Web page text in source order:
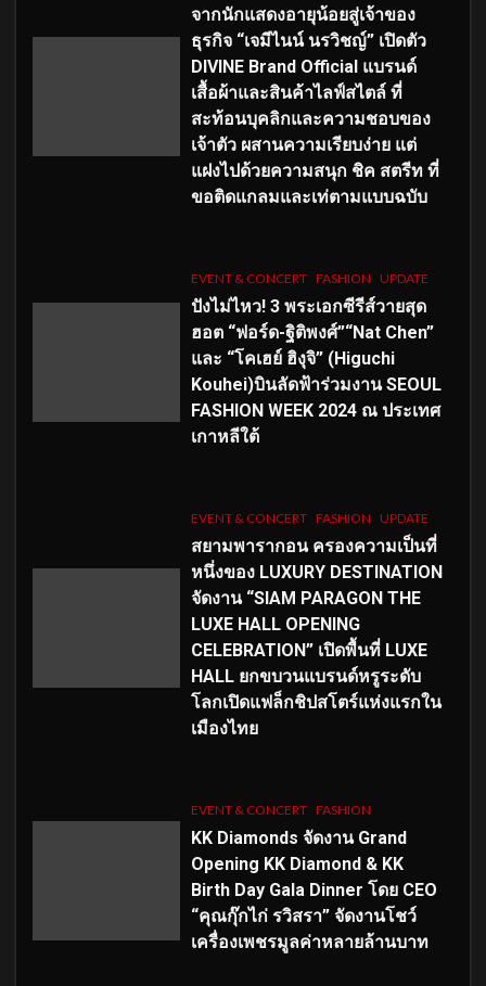
จากนักแสดงอายุน้อยสู่เจ้าของ
ธุรกิจ “เจมีไนน์ นรวิชญ์” เปิดตัว
DIVINE Brand Official แบรนด์
เสื้อผ้าและสินค้าไลฟ์สไตล์ ที่
สะท้อนบุคลิกและความชอบของ
เจ้าตัว ผสานความเรียบง่าย แต่
แฝงไปด้วยความสนุก ชิค สตรีท ที่
ขอติดแกลมและเท่ตามแบบฉบับ
EVENT & CONCERT FASHION UPDATE
ปังไม่ไหว! 3 พระเอกซีรีส์วายสุด
ฮอต “ฟอร์ด-ฐิติพงศ์”“Nat Chen”
และ “โคเฮย์ ฮิงุจิ” (Higuchi
Kouhei)บินลัดฟ้าร่วมงาน SEOUL
FASHION WEEK 2024 ณ ประเทศ
เกาหลีใต้
EVENT & CONCERT FASHION UPDATE
สยามพารากอน ครองความเป็นที่
หนึ่งของ LUXURY DESTINATION
จัดงาน “SIAM PARAGON THE
LUXE HALL OPENING
CELEBRATION” เปิดพื้นที่ LUXE
HALL ยกขบวนแบรนด์หรูระดับ
โลกเปิดแฟล็กชิปสโตร์แห่งแรกใน
เมืองไทย
EVENT & CONCERT FASHION
KK Diamonds จัดงาน Grand
Opening KK Diamond & KK
Birth Day Gala Dinner โดย CEO
“คุณกุ๊กไก่ รวิสรา” จัดงานโชว์
เครื่องเพชรมูลค่าหลายล้านบาท